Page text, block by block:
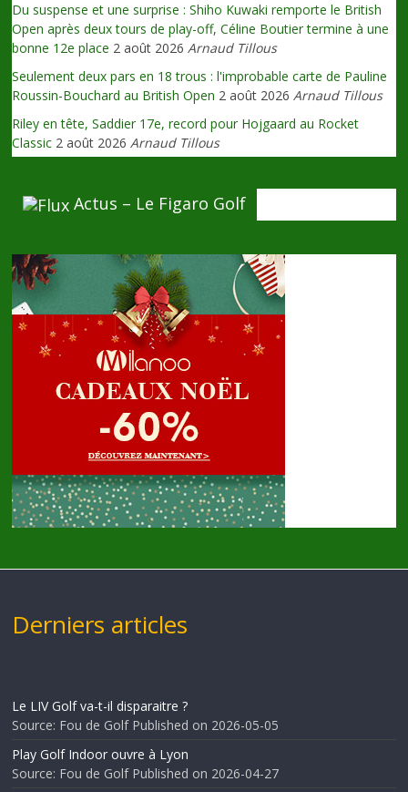
Du suspense et une surprise : Shiho Kuwaki remporte le British
Open après deux tours de play-off, Céline Boutier termine à une
bonne 12e place 2 août 2026 Arnaud Tillous
Seulement deux pars en 18 trous : l'improbable carte de Pauline
Roussin-Bouchard au British Open 2 août 2026 Arnaud Tillous
Riley en tête, Saddier 17e, record pour Hojgaard au Rocket
Classic 2 août 2026 Arnaud Tillous
Actus – Le Figaro Golf
Derniers articles
Le LIV Golf va-t-il disparaitre ?
Source: Fou de Golf Published on 2026-05-05
Play Golf Indoor ouvre à Lyon
Source: Fou de Golf Published on 2026-04-27